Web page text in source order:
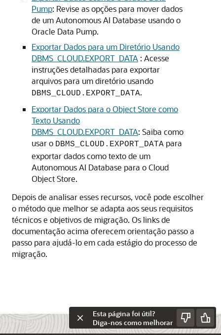
Pump: Revise as opções para mover dados
de um Autonomous AI Database usando o
Oracle Data Pump.
Exportar Dados para um Diretório Usando
DBMS_CLOUD.EXPORT_DATA : Acesse
instruções detalhadas para exportar
arquivos para um diretório usando
DBMS_CLOUD.EXPORT_DATA.
Exportar Dados para o Object Store como
Texto Usando
DBMS_CLOUD.EXPORT_DATA: Saiba como
usar o DBMS_CLOUD.EXPORT_DATA para
exportar dados como texto de um
Autonomous AI Database para o Cloud
Object Store.
Depois de analisar esses recursos, você pode escolher
o método que melhor se adapta aos seus requisitos
técnicos e objetivos de migração. Os links de
documentação acima oferecem orientação passo a
passo para ajudá-lo em cada estágio do processo de
migração.
Esta página foi útil?
Diga-nos como melhorar